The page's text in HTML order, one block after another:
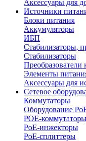
Аксессуары для
Источники
Блоки питания
Аккумуляторы
ИБП
Стабилизаторы,
Стабилизаторы
Преобразователи
Элементы
Аксессуары для
Сетевое
Коммутаторы
Оборудование
POE-коммутаторы
PoE-инжекторы
PoE-сплиттеры